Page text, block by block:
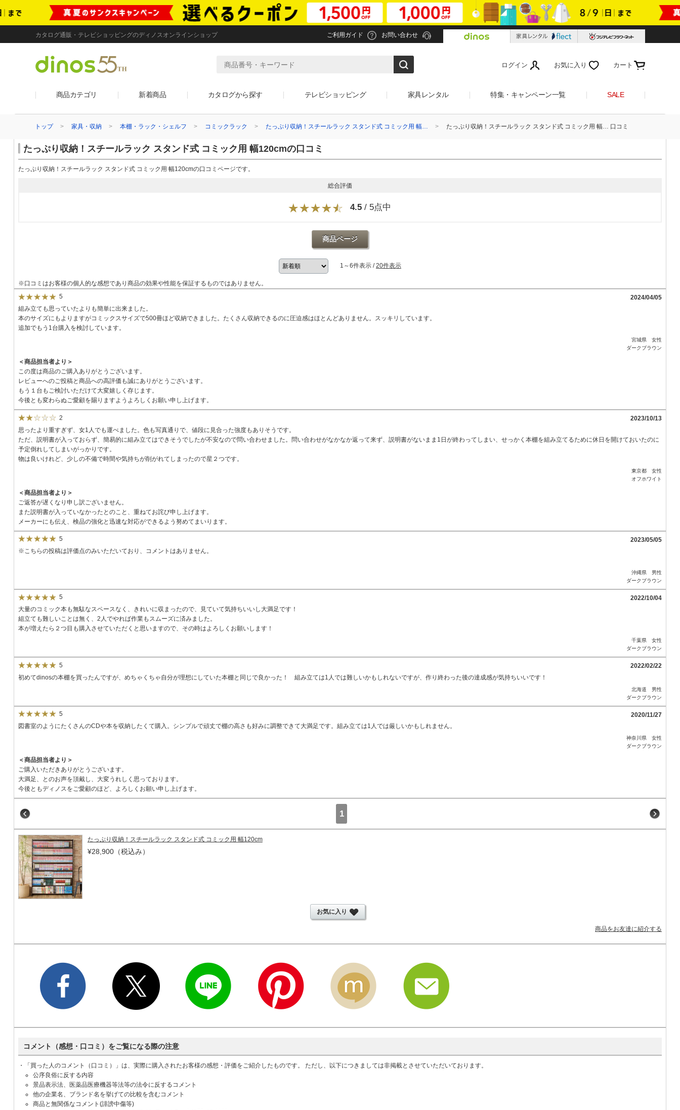
カタログ通販・テレビショッピングのディノスオンラインショップ ご利用ガイド お問い合わせ
ログイン お気に入り カート
商品カテゴリ 新着商品 カタログから探す テレビショッピング 家具レンタル 特集・キャンペーン一覧 SALE
トップ 家具・収納 本棚・ラック・シェルフ コミックラック たっぷり収納！スチールラック スタンド式 コミック用 幅… たっぷり収納！スチールラック スタンド式 コミック用 幅… 口コミ
たっぷり収納！スチールラック スタンド式 コミック用 幅120cmの口コミ
たっぷり収納！スチールラック スタンド式 コミック用 幅120cmの口コミページです。
総合評価
4.5 / 5点中
商品ページ
1～6件表示 /20件表示
※口コミはお客様の個人的な感想であり商品の効果や性能を保証するものではありません。
5
2024/04/05
組み立ても思っていたよりも簡単に出来ました。
本のサイズにもよりますがコミックスサイズで500冊ほど収納できました。たくさん収納できるのに圧迫感はほとんどありません。スッキリしています。
追加でもう1台購入を検討しています。
宮城県 女性
ダークブラウン
＜商品担当者より＞
この度は商品のご購入ありがとうございます。
レビューへのご投稿と商品への高評価も誠にありがとうございます。
もう１台もご検討いただけて大変嬉しく存じます。
今後とも変わらぬご愛顧を賜りますようよろしくお願い申し上げます。
2
2023/10/13
思ったより重すぎず、女1人でも運べました。色も写真通りで、値段に見合った強度もありそうです。
ただ、説明書が入っておらず、簡易的に組み立てはできそうでしたが不安なので問い合わせました。問い合わせがなかなか返って来ず、説明書がないまま1日が終わってしまい、せっかく本棚を組み立てるために休日を開けておいたのに
予定倒れしてしまいがっかりです。
物は良いけれど、少しの不備で時間や気持ちが削がれてしまったので星２つです。
東京都 女性
オフホワイト
＜商品担当者より＞
ご返答が遅くなり申し訳ございません。
また説明書が入っていなかったとのこと、重ねてお詫び申し上げます。
メーカーにも伝え、検品の強化と迅速な対応ができるよう努めてまいります。
5
2023/05/05
※こちらの投稿は評価点のみいただいており、コメントはありません。
沖縄県 男性
ダークブラウン
5
2022/10/04
大量のコミック本も無駄なスペースなく、きれいに収まったので、見ていて気持ちいいし大満足です！
組立ても難しいことは無く、2人でやれば作業もスムーズに済みました。
本が増えたら２つ目も購入させていただくと思いますので、その時はよろしくお願いします！
千葉県 女性
ダークブラウン
5
2022/02/22
初めてdinosの本棚を買ったんですが、めちゃくちゃ自分が理想にしていた本棚と同じで良かった！ 組み立ては1人では難しいかもしれないですが、作り終わった後の達成感が気持ちいいです！
北海道 男性
ダークブラウン
5
2020/11/27
図書室のようにたくさんのCDや本を収納したくて購入。シンプルで頑丈で棚の高さも好みに調整できて大満足です。組み立ては1人では厳しいかもしれません。
神奈川県 女性
ダークブラウン
＜商品担当者より＞
ご購入いただきありがとうございます。
大満足、とのお声を頂戴し、大変うれしく思っております。
今後ともディノスをご愛顧のほど、よろしくお願い申し上げます。
1
たっぷり収納！スチールラック スタンド式 コミック用 幅120cm
¥28,900（税込み）
お気に入り
商品をお友達に紹介する
コメント（感想・口コミ）をご覧になる際の注意
・「買った人のコメント（口コミ）」は、実際に購入されたお客様の感想・評価をご紹介したものです。 ただし、以下につきましては非掲載とさせていただいております。
公序良俗に反する内容
景品表示法、医薬品医療機器等法等の法令に反するコメント
他の企業名、ブランド名を挙げての比較を含むコメント
商品と無関係なコメント(誹謗中傷等)